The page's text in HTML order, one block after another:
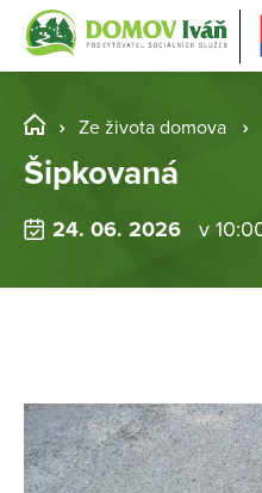
Ze života domova
Šipkovaná
24. 06. 2026 v